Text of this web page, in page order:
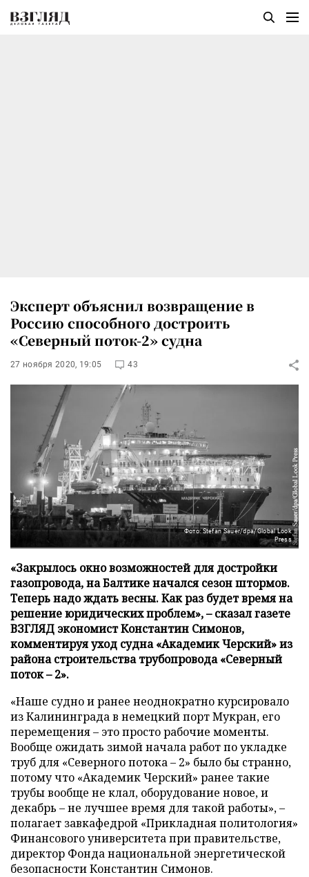
Эксперт объяснил возвращение в
Россию способного достроить
«Северный поток-2» судна
27 ноября 2020, 19:05 43
Фото: Stefan Sauer/dpa/Global Look
Press
«Закрылось окно возможностей для достройки
газопровода, на Балтике начался сезон штормов.
Теперь надо ждать весны. Как раз будет время на
решение юридических проблем», – сказал газете
ВЗГЛЯД экономист Константин Симонов,
комментируя уход судна «Академик Черский» из
района строительства трубопровода «Северный
поток – 2».
«Наше судно и ранее неоднократно курсировало
из Калининграда в немецкий порт Мукран, его
перемещения – это просто рабочие моменты.
Вообще ожидать зимой начала работ по укладке
труб для «Северного потока – 2» было бы странно,
потому что «Академик Черский» ранее такие
трубы вообще не клал, оборудование новое, и
декабрь – не лучшее время для такой работы», –
полагает завкафедрой «Прикладная политология»
Финансового университета при правительстве,
директор Фонда национальной энергетической
безопасности Константин Симонов.